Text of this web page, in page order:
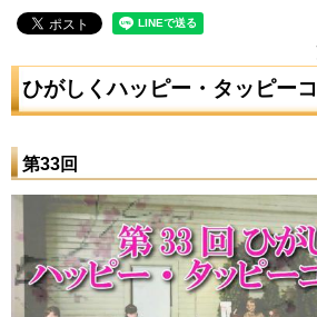
ひがしくハッピー・タッピー
第33回